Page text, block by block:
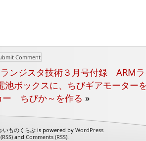
ランジスタ技術３月号付録 ARM
池ボックスに、ちびギアモーター
ー ちびか～を作る »
いものくらぶ is powered by WordPress
and Comments (RSS).